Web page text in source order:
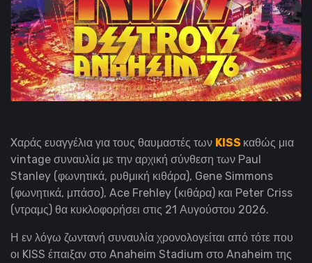
Xαράς ευαγγέλια για τους θαυμαστές των KISS καθώς μια
vintage συναυλία με την αρχική σύνθεση των Paul
Stanley (φωνητικά, ρυθμική κιθάρα), Gene Simmons
(φωνητικά, μπάσο), Ace Frehley (κιθάρα) και Peter Criss
(ντραμς) θα κυκλοφορήσει στις 21 Αυγούστου 2026.
Η εν λόγω ζωντανή συναυλία χρονολογείται από τότε που
οι KISS έπαιξαν στο Anaheim Stadium στο Anaheim της